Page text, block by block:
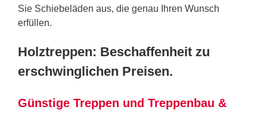
Sie Schiebeläden aus, die genau Ihren Wunsch
erfüllen.
Holztreppen: Beschaffenheit zu
erschwinglichen Preisen.
Günstige Treppen und Treppenbau &